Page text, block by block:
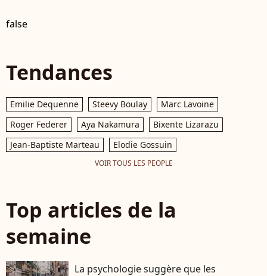
false
Tendances
Emilie Dequenne Steevy Boulay
Marc Lavoine
Roger Federer
Aya Nakamura
Bixente Lizarazu
Jean-Baptiste Marteau
Elodie Gossuin
VOIR TOUS LES PEOPLE
Top articles de la
semaine
La psychologie suggère que les